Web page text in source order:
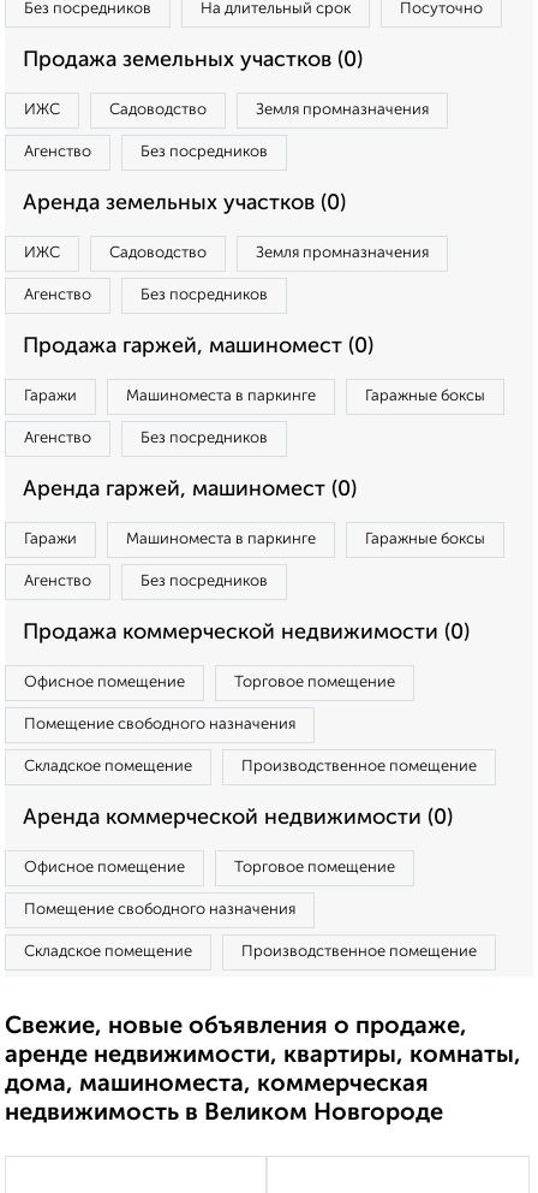
Без посредников На длительный срок Посуточно
Продажа земельных участков (0)
ИЖС Садоводство Земля промназначения
Агенство Без посредников
Аренда земельных участков (0)
ИЖС Садоводство Земля промназначения
Агенство Без посредников
Продажа гаржей, машиномест (0)
Гаражи Машиноместа в паркинге Гаражные боксы
Агенство Без посредников
Аренда гаржей, машиномест (0)
Гаражи Машиноместа в паркинге Гаражные боксы
Агенство Без посредников
Продажа коммерческой недвижимости (0)
Офисное помещение Торговое помещение
Помещение свободного назначения
Складское помещение Производственное помещение
Аренда коммерческой недвижимости (0)
Офисное помещение Торговое помещение
Помещение свободного назначения
Складское помещение Производственное помещение
Свежие, новые объявления о продаже,
аренде недвижимости, квартиры, комнаты,
дома, машиноместа, коммерческая
недвижимость в Великом Новгороде